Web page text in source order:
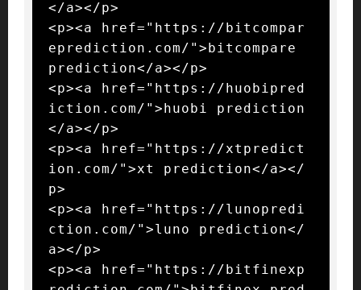
</a></p>
<p><a href="https://bitcompar
eprediction.com/">bitcompare
prediction</a></p>
<p><a href="https://huobipred
iction.com/">huobi prediction
</a></p>
<p><a href="https://xtpredict
ion.com/">xt prediction</a></
p>
<p><a href="https://lunopredi
ction.com/">luno prediction</
a></p>
<p><a href="https://bitfinexp